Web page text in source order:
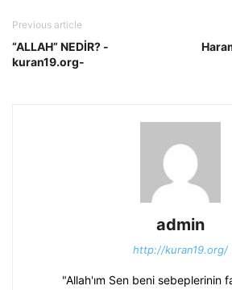
Previous article
“ALLAH” NEDİR? -
kuran19.org-
admin
http://kuran19.org/
"Allah'ım Sen beni sebeplerinin